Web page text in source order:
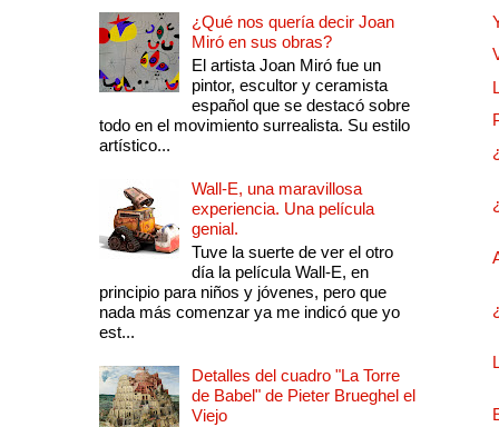
¿Qué nos quería decir Joan
Miró en sus obras?
El artista Joan Miró fue un
pintor, escultor y ceramista
español que se destacó sobre
todo en el movimiento surrealista. Su estilo
artístico...
Wall-E, una maravillosa
experiencia. Una película
genial.
Tuve la suerte de ver el otro
día la película Wall-E, en
principio para niños y jóvenes, pero que
nada más comenzar ya me indicó que yo
est...
Detalles del cuadro "La Torre
de Babel" de Pieter Brueghel el
Viejo